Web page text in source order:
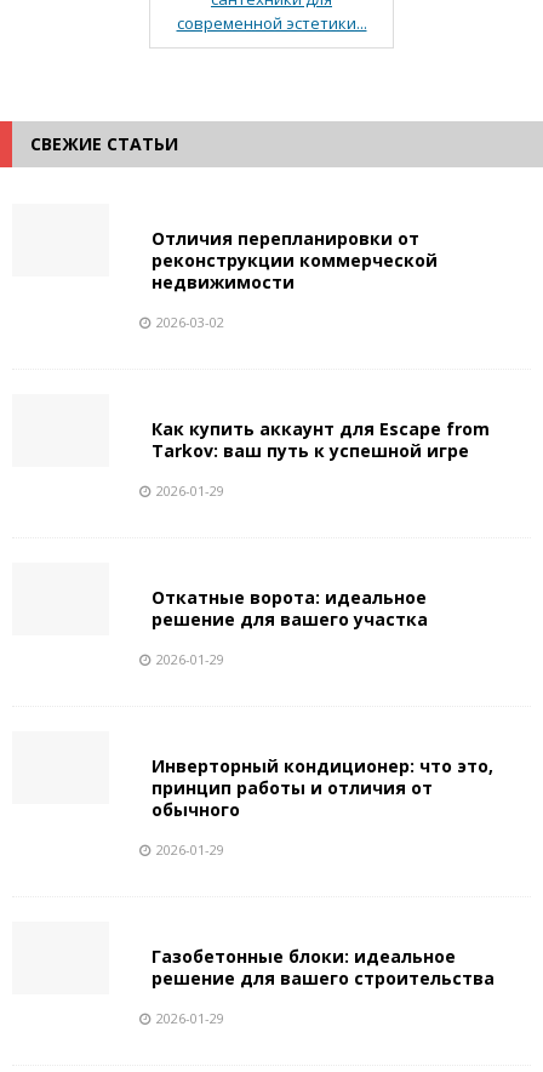
современной эстетики...
СВЕЖИЕ СТАТЬИ
Отличия перепланировки от
реконструкции коммерческой
недвижимости
2026-03-02
Как купить аккаунт для Escape from
Tarkov: ваш путь к успешной игре
2026-01-29
Откатные ворота: идеальное
решение для вашего участка
2026-01-29
Инверторный кондиционер: что это,
принцип работы и отличия от
обычного
2026-01-29
Газобетонные блоки: идеальное
решение для вашего строительства
2026-01-29